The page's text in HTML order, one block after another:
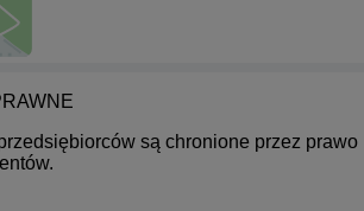
są chronione przez prawo